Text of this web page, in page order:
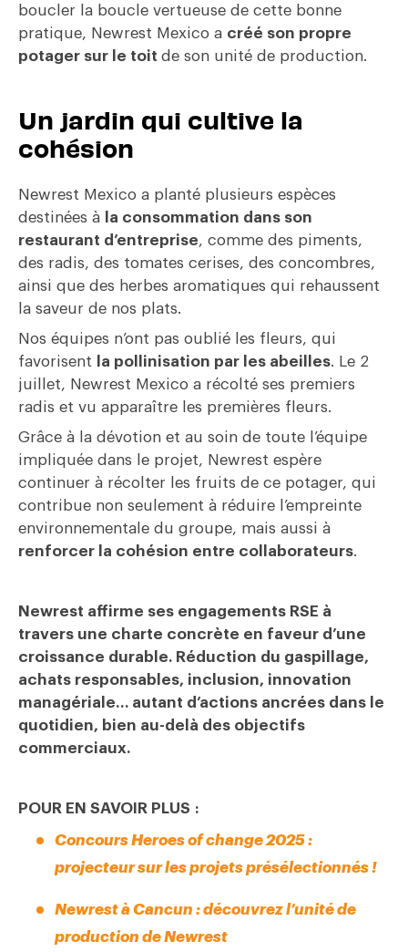
boucler la boucle vertueuse de cette bonne
pratique, Newrest Mexico a créé son propre
potager sur le toit de son unité de production.
Un jardin qui cultive la
cohésion
Newrest Mexico a planté plusieurs espèces
destinées à
la consommation dans son
restaurant d’entreprise, comme des piments,
des radis, des tomates cerises, des concombres,
ainsi que des herbes aromatiques qui rehaussent
la saveur de nos plats.
Nos équipes n’ont pas oublié les fleurs, qui
favorisent
la pollinisation par les abeilles. Le 2
juillet, Newrest Mexico a récolté ses premiers
radis et vu apparaître les premières fleurs.
Grâce à la dévotion et au soin de toute l’équipe
impliquée dans le projet, Newrest espère
continuer à récolter les fruits de ce potager, qui
contribue non seulement à réduire l’empreinte
environnementale du groupe, mais aussi à
renforcer la cohésion entre collaborateurs.
Newrest affirme ses engagements RSE à
travers une charte concrète en faveur d’une
croissance durable. Réduction du gaspillage,
achats responsables, inclusion, innovation
managériale… autant d’actions ancrées dans le
quotidien, bien au-delà des objectifs
commerciaux.
POUR EN SAVOIR PLUS :
Concours Heroes of change 2025 :
projecteur sur les projets présélectionnés !
Newrest à Cancun : découvrez l’unité de
production de Newrest